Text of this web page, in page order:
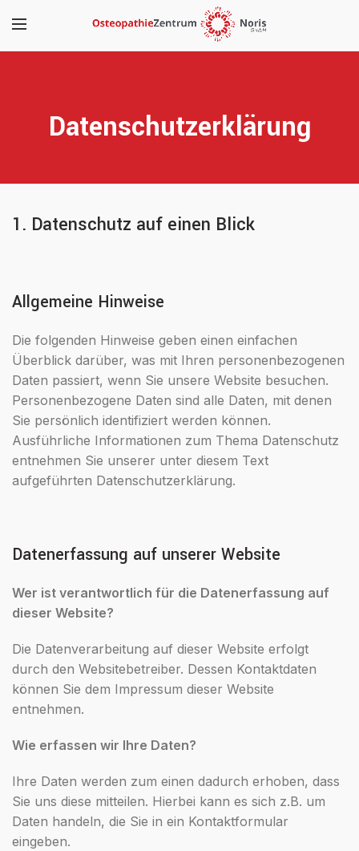
Datenschutzerklärung
1. Datenschutz auf einen Blick
Allgemeine Hinweise
Die folgenden Hinweise geben einen einfachen
Überblick darüber, was mit Ihren personenbezogenen
Daten passiert, wenn Sie unsere Website besuchen.
Personenbezogene Daten sind alle Daten, mit denen
Sie persönlich identifiziert werden können.
Ausführliche Informationen zum Thema Datenschutz
entnehmen Sie unserer unter diesem Text
aufgeführten Datenschutzerklärung.
Datenerfassung auf unserer Website
Wer ist verantwortlich für die Datenerfassung auf
dieser Website?
Die Datenverarbeitung auf dieser Website erfolgt
durch den Websitebetreiber. Dessen Kontaktdaten
können Sie dem Impressum dieser Website
entnehmen.
Wie erfassen wir Ihre Daten?
Ihre Daten werden zum einen dadurch erhoben, dass
Sie uns diese mitteilen. Hierbei kann es sich z.B. um
Daten handeln, die Sie in ein Kontaktformular
eingeben.